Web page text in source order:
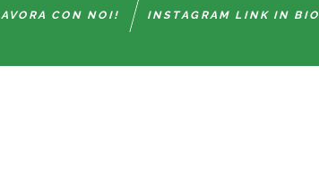
CON NOI! INSTAGRAM LINK IN BIO